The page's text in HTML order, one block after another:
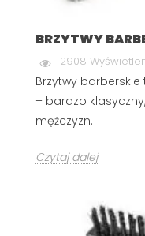
BRZYTWY
2908
Brzytwy
– bardzo
mężczyzn.
Czytaj dalej